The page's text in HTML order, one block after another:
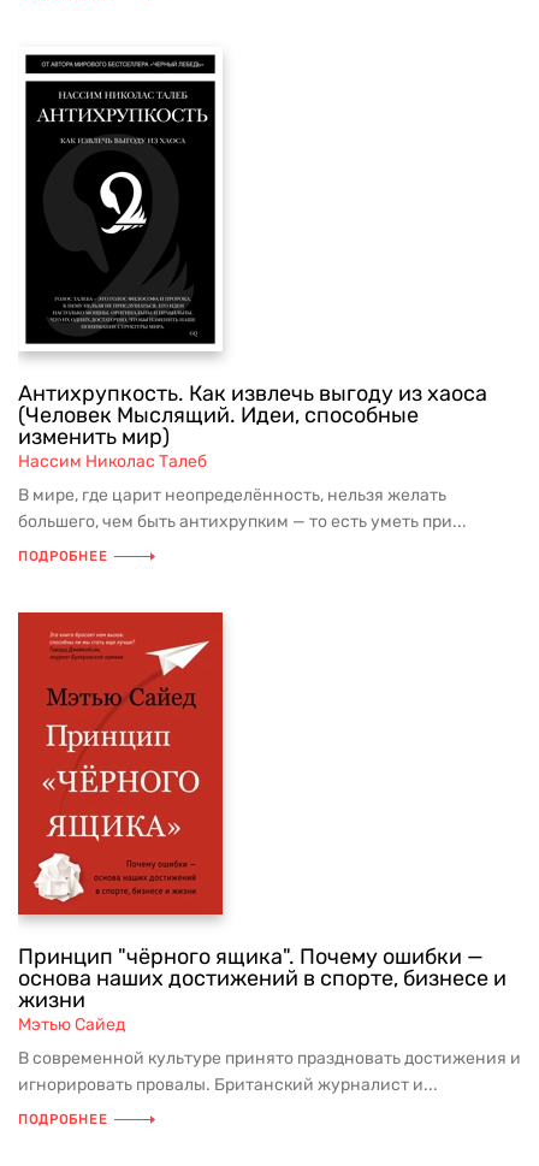
Антихрупкость. Как извлечь выгоду из хаоса
(Человек Мыслящий. Идеи, способные
изменить мир)
Нассим Николас Талеб
В мире, где царит неопределённость, нельзя желать
большего, чем быть антихрупким — то есть уметь при...
ПОДРОБНЕЕ
Принцип "чёрного ящика". Почему ошибки —
основа наших достижений в спорте, бизнесе и
жизни
Мэтью Сайед
В современной культуре принято праздновать достижения и
игнорировать провалы. Британский журналист и...
ПОДРОБНЕЕ